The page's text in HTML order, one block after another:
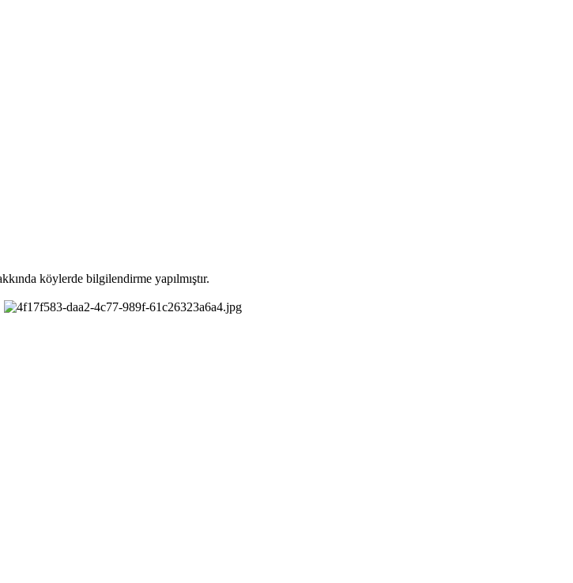
köylerde bilgilendirme yapılmıştır.